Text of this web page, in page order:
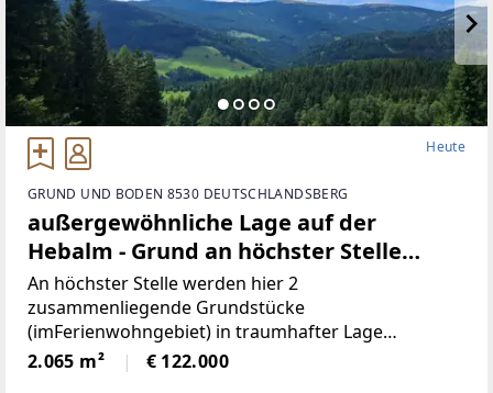
Heute
GRUND UND BODEN 8530 DEUTSCHLANDSBERG
außergewöhnliche Lage auf der
Hebalm - Grund an höchster Stelle
(Provisionsfrei)
An höchster Stelle werden hier 2
zusammenliegende Grundstücke
(imFerienwohngebiet) in traumhafter Lage
angeboten! Die beiden Grundstücke haben
inSumme 2.065m² (€59/ m²), sind süd-westlich
2.065 m² € 122.000